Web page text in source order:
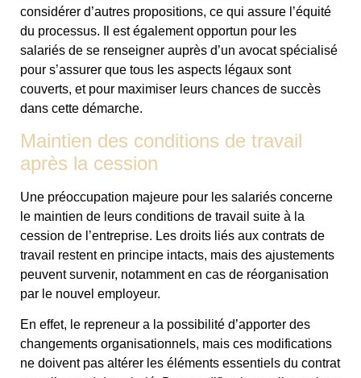
considérer d’autres propositions, ce qui assure l’équité
du processus. Il est également opportun pour les
salariés de se renseigner auprès d’un avocat spécialisé
pour s’assurer que tous les aspects légaux sont
couverts, et pour maximiser leurs chances de succès
dans cette démarche.
Maintien des conditions de travail
après la cession
Une préoccupation majeure pour les salariés concerne
le maintien de leurs conditions de travail suite à la
cession de l’entreprise. Les droits liés aux contrats de
travail restent en principe intacts, mais des ajustements
peuvent survenir, notamment en cas de réorganisation
par le nouvel employeur.
En effet, le repreneur a la possibilité d’apporter des
changements organisationnels, mais ces modifications
ne doivent pas altérer les éléments essentiels du contrat